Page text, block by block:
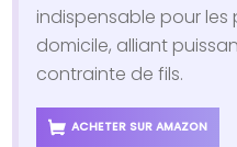
indispensable pour
domicile, alliant
contrainte de fils.
ACHETER SUR AMAZON